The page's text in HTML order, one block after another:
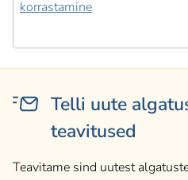
korrastamine
Telli uute
teavitused
Teavitame sind uutest